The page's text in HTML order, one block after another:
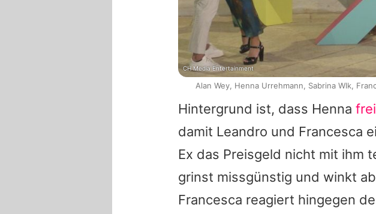
Hintergrund ist, dass Henna
damit Leandro und Francesca
Ex das Preisgeld nicht mit ihm
grinst missgünstig und winkt
Francesca reagiert hingegen
CH Media Entertainment
Alan Wey, Henna Urrehmann, Sabrina Wlk,